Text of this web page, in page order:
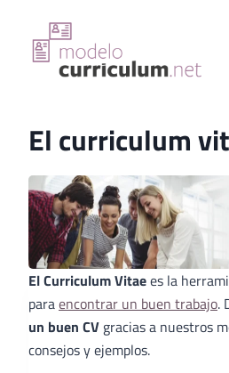
contenido
El curriculum
El Curriculum Vitaees la
paraencontrar un buen trabajo.
un buen CV gracias a nuestros
consejos y ejemplos.